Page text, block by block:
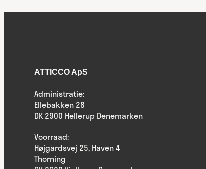
ATTICCO ApS
Administratie:
Ellebakken 28
DK 2900 Hellerup Denemarken
Voorraad:
Højgårdsvej 25, Haven 4
Thorning